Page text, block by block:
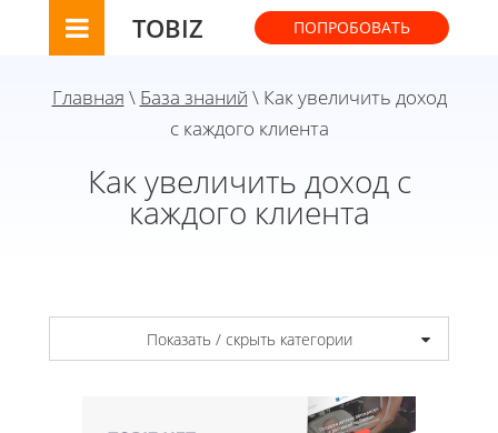
TOBIZ ПОПРОБОВАТЬ
Главная \ База знаний \ Как увеличить доход
с каждого клиента
Как увеличить доход с
каждого клиента
Показать / скрыть категории